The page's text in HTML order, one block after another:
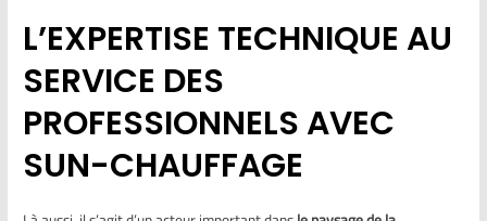
L’EXPERTISE TECHNIQUE AU
SERVICE DES
PROFESSIONNELS AVEC
SUN-CHAUFFAGE